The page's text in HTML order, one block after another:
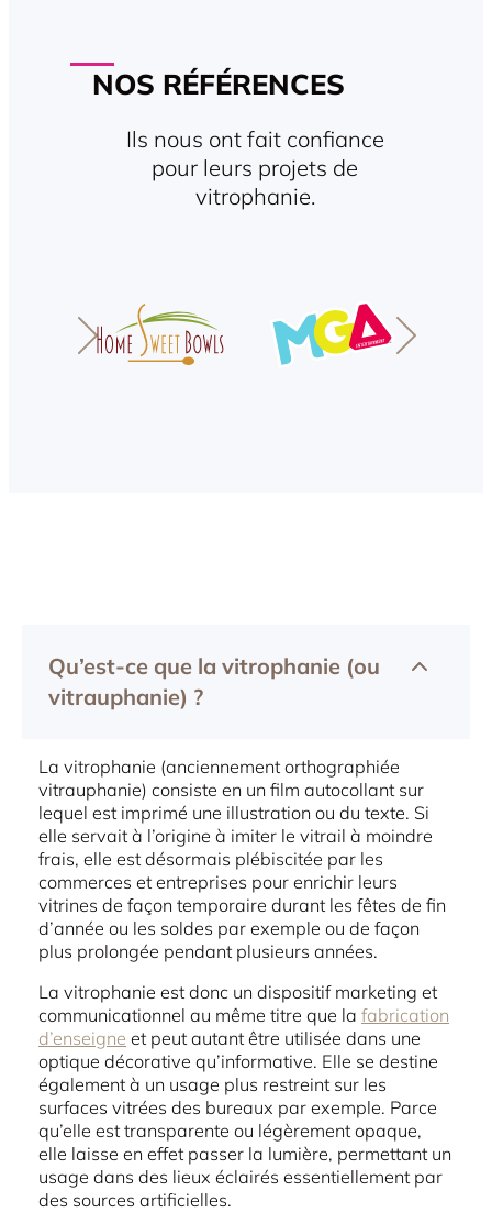
NOS RÉFÉRENCES
Ils nous ont fait confiance
pour leurs projets de
vitrophanie.
Qu’est-ce que la vitrophanie (ou
vitrauphanie) ?
La vitrophanie (anciennement orthographiée
vitrauphanie) consiste en un film autocollant sur
lequel est imprimé une illustration ou du texte. Si
elle servait à l’origine à imiter le vitrail à moindre
frais, elle est désormais plébiscitée par les
commerces et entreprises pour enrichir leurs
vitrines de façon temporaire durant les fêtes de fin
d’année ou les soldes par exemple ou de façon
plus prolongée pendant plusieurs années.
La vitrophanie est donc un dispositif marketing et
communicationnel au même titre que la fabrication
d’enseigne et peut autant être utilisée dans une
optique décorative qu’informative. Elle se destine
également à un usage plus restreint sur les
surfaces vitrées des bureaux par exemple. Parce
qu’elle est transparente ou légèrement opaque,
elle laisse en effet passer la lumière, permettant un
usage dans des lieux éclairés essentiellement par
des sources artificielles.